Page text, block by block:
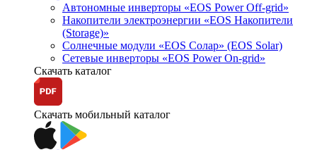
Автономные инверторы «EOS Power Off-grid»
Накопители электроэнергии «EOS Накопители
(Storage)»
Солнечные модули «EOS Солар» (EOS Solar)
Сетевые инверторы «EOS Power On-grid»
Скачать каталог
Скачать мобильный каталог